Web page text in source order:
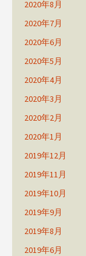
2020年8月
2020年7月
2020年6月
2020年5月
2020年4月
2020年3月
2020年2月
2020年1月
2019年12月
2019年11月
2019年10月
2019年9月
2019年8月
2019年6月